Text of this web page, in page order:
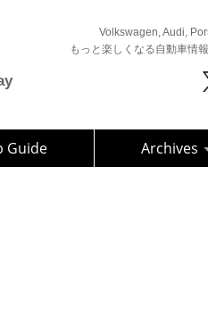
Volkswagen, Audi,
もっと楽しくなる自動車情
Guide Archives